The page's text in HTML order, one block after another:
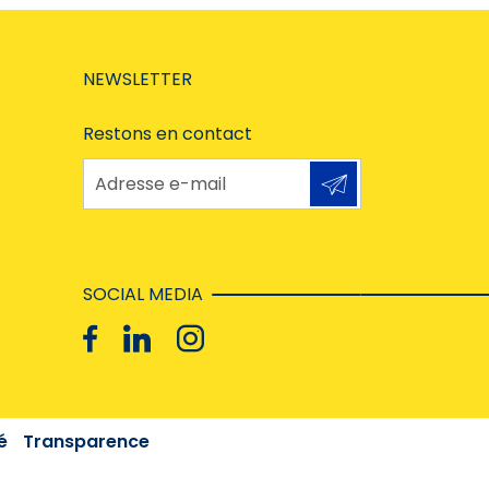
NEWSLETTER
Restons en contact
Adresse e-mail
SOCIAL MEDIA
Transparence